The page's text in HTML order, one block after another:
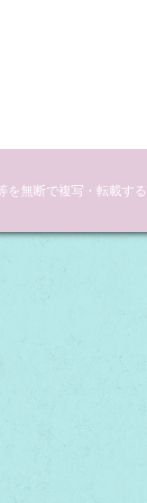
を無断で複写・転載